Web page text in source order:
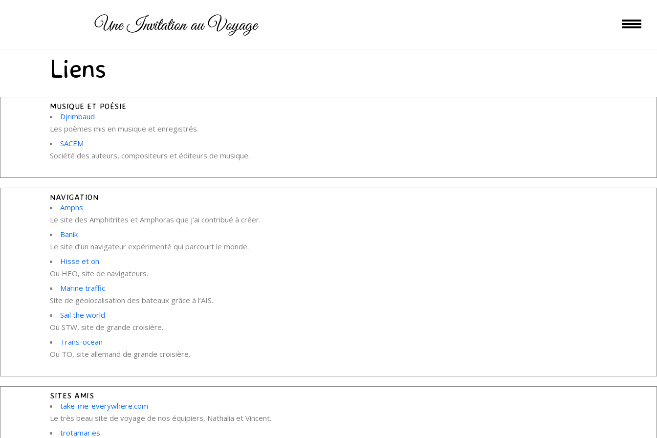
Liens
MUSIQUE ET POÉSIE
Djrimbaud
Les poèmes mis en musique et enregistrés.
SACEM
Société des auteurs, compositeurs et éditeurs de musique.
NAVIGATION
Amphs
Le site des Amphitrites et Amphoras que j’ai contribué à créer.
Banik
Le site d’un navigateur expérimenté qui parcourt le monde.
Hisse et oh
Ou HEO, site de navigateurs.
Marine traffic
Site de géolocalisation des bateaux grâce à l’AIS.
Sail the world
Ou STW, site de grande croisière.
Trans-ocean
Ou TO, site allemand de grande croisière.
SITES AMIS
take-me-everywhere.com
Le très beau site de voyage de nos équipiers, Nathalia et Vincent.
trotamar.es